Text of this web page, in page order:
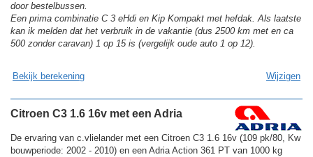
door bestelbussen.
Een prima combinatie C 3 eHdi en Kip Kompakt met hefdak. Als laatste
kan ik melden dat het verbruik in de vakantie (dus 2500 km met en ca
500 zonder caravan) 1 op 15 is (vergelijk oude auto 1 op 12).
Bekijk berekening Wijzigen
Citroen C3 1.6 16v met een Adria
De ervaring van c.vlielander met een Citroen C3 1.6 16v (109 pk/80, Kw
bouwperiode: 2002 - 2010) en een Adria Action 361 PT van 1000 kg